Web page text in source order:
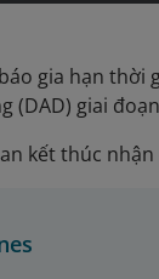
gia hạn thời
(DAD) giai
kết thúc